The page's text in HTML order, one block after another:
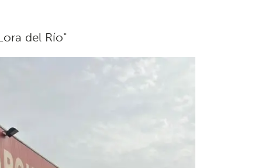
del Río"